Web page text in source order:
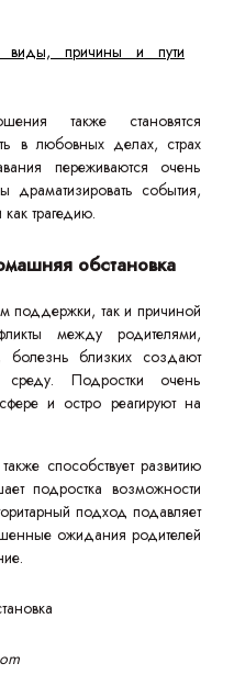
виды, причины и пути
также становятся
в любовных делах, страх
переживаются очень
драматизировать события,
трагедию.
обстановка
поддержки, так и причиной
между родителями,
болезнь близких создают
среду. Подростки очень
и остро реагируют на
способствует развитию
подростка возможности
подход подавляет
ожидания родителей